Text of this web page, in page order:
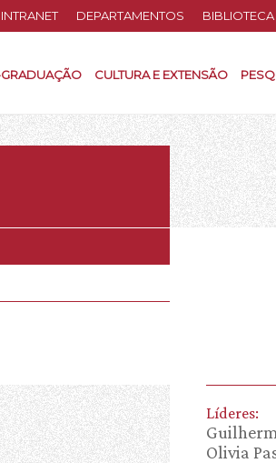
INTRANET DEPARTAMENTOS BIBLIOTECA
CULTURA E EXTENSÃO
Líderes:
Olivia